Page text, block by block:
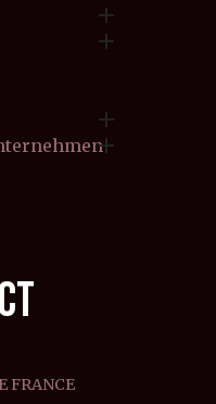




FRANCE